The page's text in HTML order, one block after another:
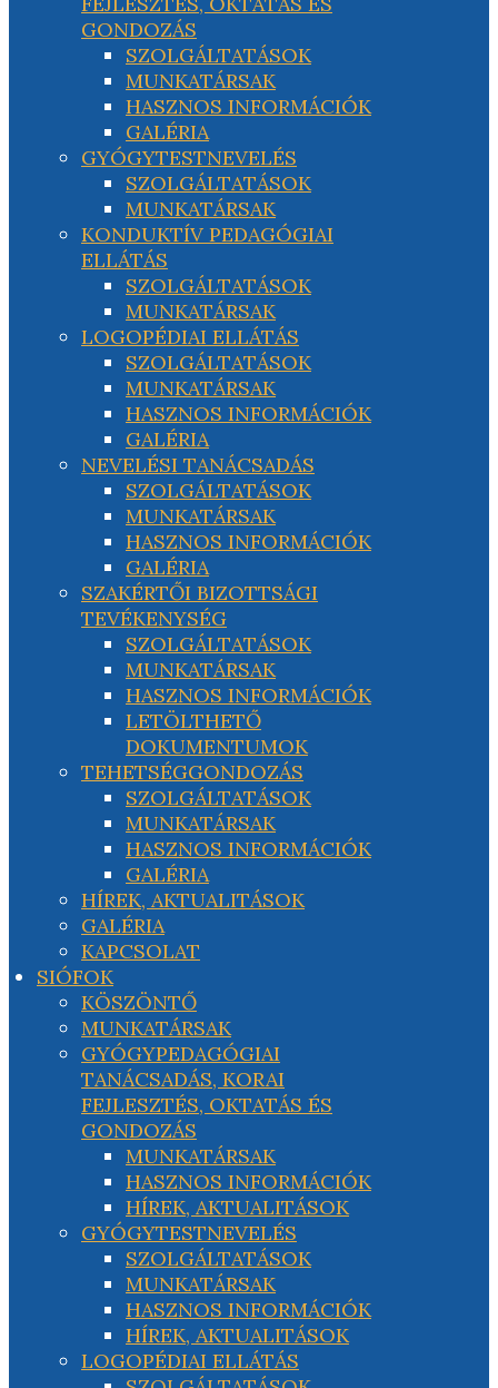
GONDOZÁS
SZOLGÁLTATÁSOK
MUNKATÁRSAK
HASZNOS INFORMÁCIÓK
GALÉRIA
GYÓGYTESTNEVELÉS
SZOLGÁLTATÁSOK
MUNKATÁRSAK
KONDUKTÍV PEDAGÓGIAI
ELLÁTÁS
SZOLGÁLTATÁSOK
MUNKATÁRSAK
LOGOPÉDIAI ELLÁTÁS
SZOLGÁLTATÁSOK
MUNKATÁRSAK
HASZNOS INFORMÁCIÓK
GALÉRIA
NEVELÉSI TANÁCSADÁS
SZOLGÁLTATÁSOK
MUNKATÁRSAK
HASZNOS INFORMÁCIÓK
GALÉRIA
SZAKÉRTŐI BIZOTTSÁGI
TEVÉKENYSÉG
SZOLGÁLTATÁSOK
MUNKATÁRSAK
HASZNOS INFORMÁCIÓK
LETÖLTHETŐ
DOKUMENTUMOK
TEHETSÉGGONDOZÁS
SZOLGÁLTATÁSOK
MUNKATÁRSAK
HASZNOS INFORMÁCIÓK
GALÉRIA
HÍREK, AKTUALITÁSOK
GALÉRIA
KAPCSOLAT
SIÓFOK
KÖSZÖNTŐ
MUNKATÁRSAK
GYÓGYPEDAGÓGIAI
TANÁCSADÁS, KORAI
FEJLESZTÉS, OKTATÁS ÉS
GONDOZÁS
MUNKATÁRSAK
HASZNOS INFORMÁCIÓK
HÍREK, AKTUALITÁSOK
GYÓGYTESTNEVELÉS
SZOLGÁLTATÁSOK
MUNKATÁRSAK
HASZNOS INFORMÁCIÓK
HÍREK, AKTUALITÁSOK
LOGOPÉDIAI ELLÁTÁS